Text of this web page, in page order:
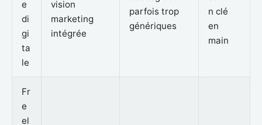
e
di
gi
ta
le
vision
marketing
intégrée
parfois trop
génériques
n clé
en
main
Fr
e
el